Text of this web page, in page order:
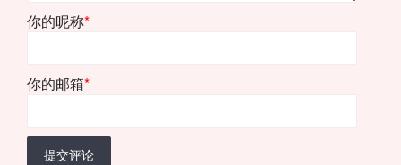
你的昵称*
你的邮箱*
提交评论